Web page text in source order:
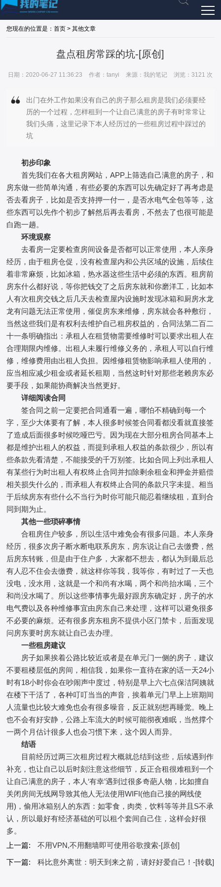
您现在的位置是：首页 > 其他文章
盘点租房常踩的坑-[原创]
日期：2020-06-27 11:36:23 作者：tanyi 来源：我的笔记 浏览：3121 次
出门在外工作如果没有自己的房子那么租房是我们必须要经
历的一个过程，怎样租到一个让自己满意的房子有时常常让
我们头痛，这里记录下本人经历过的一些租房过程中踩过的
坑
初步印象
首先我们在各大租房网站，APP上筛选自己满意的房子，和
房东做一些简单沟通，有些必要的东西可以先确定好了再考虑是
否去看房子，比如是否支持押一付一，是否水电气全包等等，这
些东西可以先作个初步了解然后再去看房，不然去了也很可能是
白跑一趟。
环境观察
去看房一定要检查房间设备是否都可以正常使用，本人亲身
经历，由于租房仓促，没有检查屋内和公共区域的设施，后续住
着非常麻烦，比如冰箱，热水器这些生活中必须的东西。租房前
房东什么都好说，等你把钱交了之后房东就和你磨洋工，比如本
人有次租房交钱之后几天去检查屋内设施时发现冰箱和厨房水龙
龙有问题无法正常使用，催促房东来维修，房东就会各种敷衍，
当然这些我们是有权利去维护自己租房权益的，合同法第二百二
十一条明确指出：承租人在租赁物需要维修时可以要求出租人在
合理期限内维修。出租人未履行维修义务的，承租人可以自行维
修，维修费用由出租人负担。因维修租赁物影响承租人使用的，
应当相应减少租金或者延长租期，当然这时针对那些老赖房东必
要手段，如果能协商解决当然更好。
详细阅读合同
签合同之前一定要把合同通看一遍，哪怕不精确到每一个
字，至少大体要有了解，本人很多时候签合同看都没看就直接签
了造成后面很多时候吃哑巴亏。因为现在大部分租房合同基本上
都是维护出租人的权益，而提到承租人权益的条款很少，所以有
些条款先看清楚，不能接受的千万别签。比如合同上列出承租人
有某些行为时出租人有权终止合同并扣除剩余租金和押金并赔偿
相关损失什么的，而承租人有权终止合同的条款只字未提。相当
于后续房东有些什么不当行为时你可能只能忍着继续租，直到合
同到期为止。
其他一些琐碎事情
合租房住户较多，所以生活中难免会有很多问题。本人亲身
经历，很多次房子断水断电联系房东，房东说让自己去缴费，然
后房东转账，但是由于住户多，大家都不想去，都认为到最后总
有人忍不住会去缴费，就这样你等我，我等你，有时过了一天也
没电，没水用，这就是一个和尚有水喝，两个和尚抬水喝，三个
和尚没水喝了。所以这些事情事先最好跟房东确定好，房子的水
电气费以及各种维修事宜由房东自己来处理，这样可以避免很多
不必要的麻烦。还有很多房东租房不提供小区门禁卡，后面发现
问房东要时房东就让自己去办理。
一些租房建议
房子如果挨着公路比较近或者是在单元门一侧的房子，建议
不要租楼层低的房间，相信我，如果你一直待在家的话一天24小
时有18小时你会在吵闹声中度过，特别是早上六七点保洁阿姨就
在楼下干活了，各种叮叮当当的声音，挨着单元门早上上班期间
人流量也比较大难免也会有很多噪音，反正就别想再睡觉。晚上
也不会有好安静，公路上车流大的时候可能彻夜难眠，当然撑个
一两个月估计很多人也会习惯下来，这个因人而异。
结语
目前经历过两三次租房过程大概就总结到这些，后续遇到作
补充，也让自己以后时刻注意这些细节，反正合租很难租到一个
让自己满意的房子，本人‘有幸’遇到过很多奇葩人物，比如擅自
关闭房间无线网导致其他人无法使用WIFI(他自己接的网线使
用)，偷用冰箱别人的东西：如零食，肉类，饮料等等并且S不承
认，所以最好有经济基础的可以租个套间自己住，这样会好很
多。
上一篇:
不用VPN,不用翻墙即可使用谷歌搜索-[原创]
下一篇:
科比意外离世：明天到来之前，请好好爱自己！-[转载]